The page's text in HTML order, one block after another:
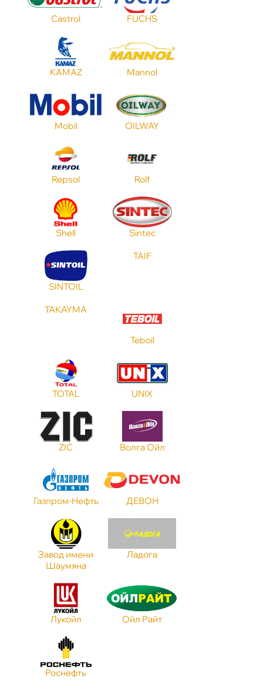
Объем
Стандарт API
Castrol FUCHS
KAMAZ Mannol
Mobil OILWAY
Repsol Rolf
Shell Sintec
SINTOIL
TAIF
TAKAYMA
Teboil
TOTAL UNIX
ZIC олга Ойл
Газпром-Нефть ДЕВОН
Завод имени
Шаумяна
Ладога
Лукойл Ойл Райт
Роснефть